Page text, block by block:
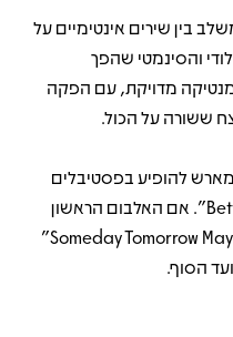
בין שירים אינטימיים על
והסינמטי שהפך
מדויקת, עם הפקה
ששורה על הכול.
להופיע בפסטיבלים
כמו SXSW ואפילו בפסקול של סדרות כמו "Better Call Saul". אם האלבום הראשון
שלהם נשמע כמו מכתב אהבה משנות ה־50, הרי ש"Someday Tomorrow Maybe"
הסוף.